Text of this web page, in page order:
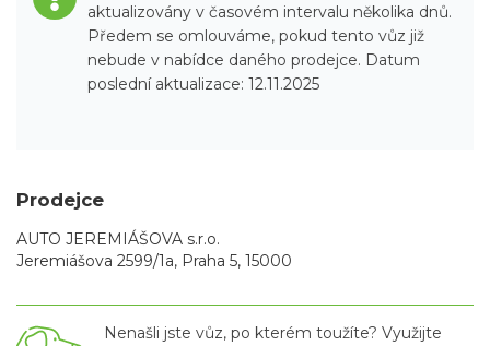
aktualizovány v časovém intervalu několika dnů.
Předem se omlouváme, pokud tento vůz již
nebude v nabídce daného prodejce. Datum
poslední aktualizace: 12.11.2025
Prodejce
AUTO JEREMIÁŠOVA s.r.o.
Jeremiášova 2599/1a, Praha 5, 15000
Nenašli jste vůz, po kterém toužíte? Využijte